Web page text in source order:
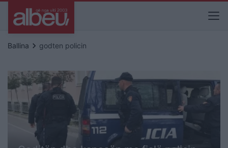
Ballina keyboard_arrow_right godten policin